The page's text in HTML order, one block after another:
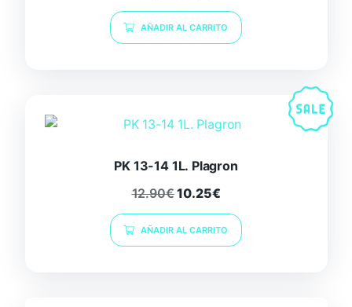
AÑADIR AL CARRITO
PK 13-14 1L. Plagron
12.90€10.25€
AÑADIR AL CARRITO